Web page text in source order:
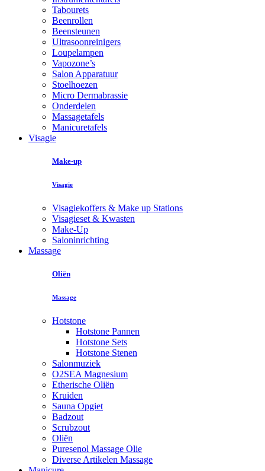
Tabourets
Beenrollen
Beensteunen
Ultrasoonreinigers
Loupelampen
Vapozone’s
Salon Apparatuur
Stoelhoezen
Micro Dermabrassie
Onderdelen
Massagetafels
Manicuretafels
Visagie
Make-up
Visagie
Visagiekoffers & Make up Stations
Visagieset & Kwasten
Make-Up
Saloninrichting
Massage
Oliën
Massage
Hotstone
Hotstone Pannen
Hotstone Sets
Hotstone Stenen
Salonmuziek
O2SEA Magnesium
Etherische Oliën
Kruiden
Sauna Opgiet
Badzout
Scrubzout
Oliën
Puresenol Massage Olie
Diverse Artikelen Massage